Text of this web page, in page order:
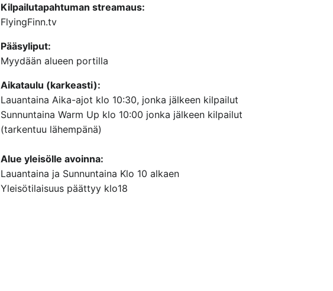
Kilpailutapahtuman streamaus:
FlyingFinn.tv
Pääsyliput:
Myydään alueen portilla
Aikataulu (karkeasti):
Lauantaina Aika-ajot klo 10:30, jonka jälkeen kilpailut
Sunnuntaina Warm Up klo 10:00 jonka jälkeen kilpailut
(tarkentuu lähempänä)
Alue yleisölle avoinna:
Lauantaina ja Sunnuntaina Klo 10 alkaen
Yleisötilaisuus päättyy klo18